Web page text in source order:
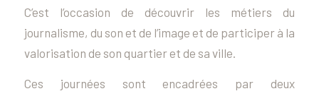
C’est l’occasion de découvrir les métiers du
journalisme, du son et de l’image et de participer à la
valorisation de son quartier et de sa ville.
Ces journées sont encadrées par deux